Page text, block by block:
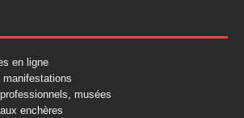
en ligne
manifestations
musées
enchères